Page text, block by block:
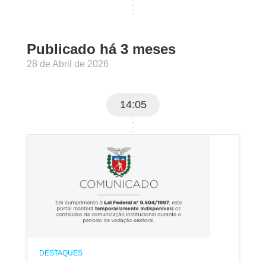
Publicado há 3 meses
28 de Abril de 2026
14:05
DESTAQUES